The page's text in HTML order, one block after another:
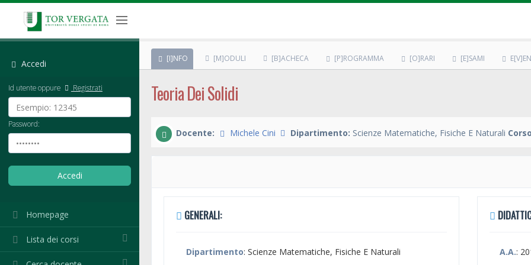
Accedi
Id utente oppure Registrati
Password:
Homepage
Lista dei corsi
[I]NFO [M]ODULI [B]ACHECA [P]ROGRAMMA [O]RARI [E]SAMI
Teoria Dei Solidi
Docente: Michele Cini Dipartimento: Scienze Matematiche, Fisiche E Naturali
GENERALI:
Dipartimento: Scienze Matematiche, Fisiche E Naturali A.A.: